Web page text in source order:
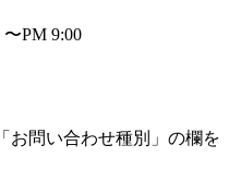
PM 9:00
お問い合わせ種別」の欄を